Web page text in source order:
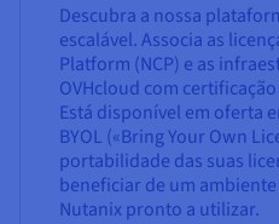
Descubra a nossa
escalável. Associa as
Platform (NCP) e as
OVHcloud com
Está disponível em oferta
BYOL («Bring Your Own
portabilidade das suas
beneficiar de um
Nutanix pronto a utilizar.